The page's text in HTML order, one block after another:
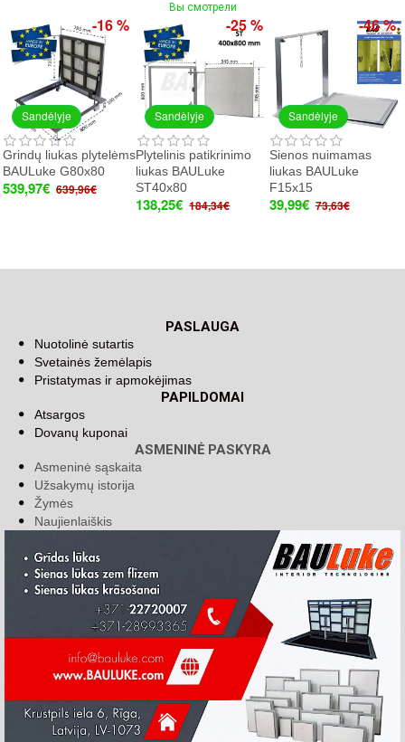
Вы смотрели
Sandėlyje
-16 %
Grindų liukas plytelėms
BAULuke G80x80
539,97€ 639,96€
Sandėlyje
-25 %
Plytelinis patikrinimo
liukas BAULuke
ST40x80
138,25€ 184,34€
Sandėlyje
-46 %
Sienos nuimamas
liukas BAULuke
F15x15
39,99€ 73,63€
PASLAUGA
Nuotolinė sutartis
Svetainės žemėlapis
Pristatymas ir apmokėjimas
PAPILDOMAI
Atsargos
Dovanų kuponai
ASMENINĖ PASKYRA
Asmeninė sąskaita
Užsakymų istorija
Žymės
Naujienlaiškis